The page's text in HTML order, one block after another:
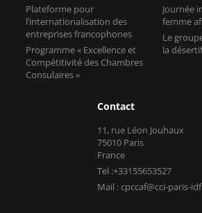
Plateforme pour
l’internationalisation des
entreprises francophones
Programme « Excellence et
Compétitivité des Chambres
Consulaires »
Journée
femme
Le
la
Contact
11, rue Léon Jouhaux
75010 Paris
France
Tel :+33155653527
Mail : cpccaf@cci-paris-